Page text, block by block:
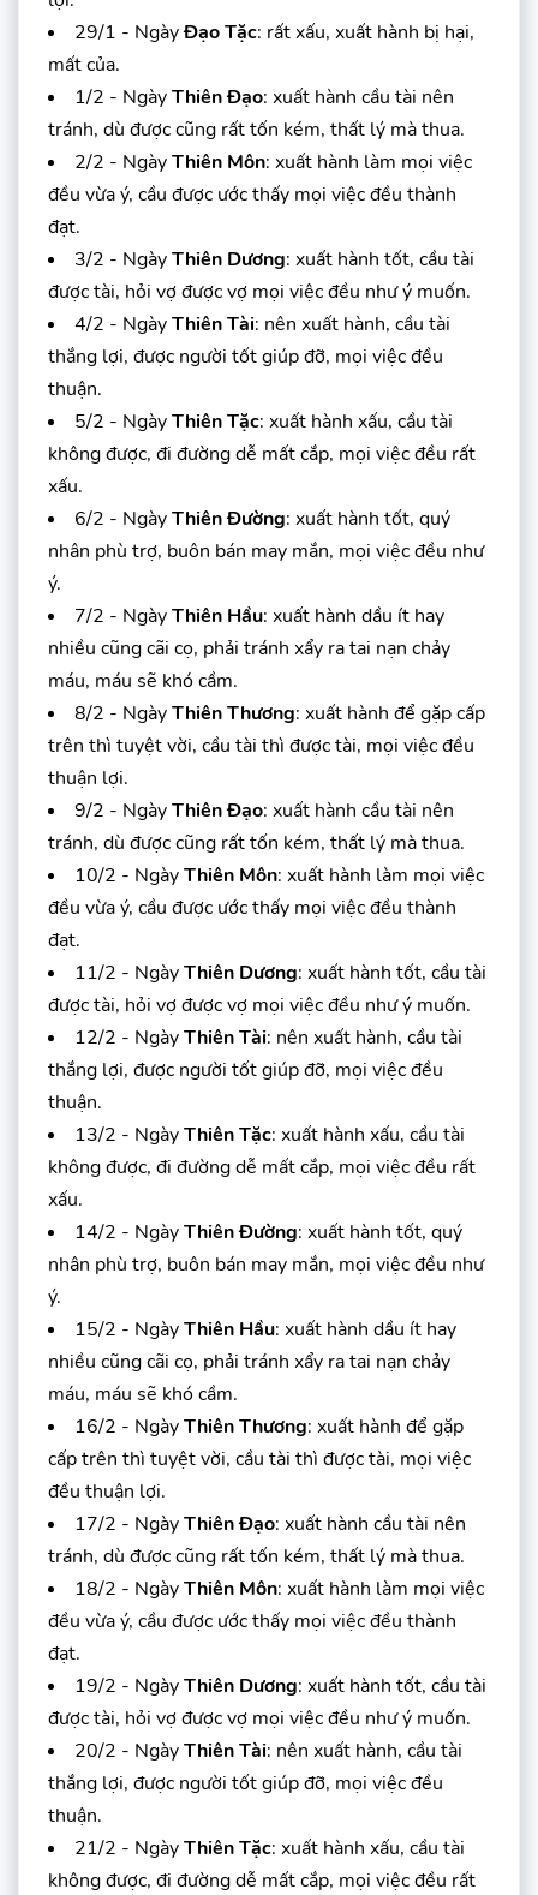
29/1 - NgàyĐạo Tặc: rất xấu, xuất hành bị hại,
mất của.
1/2 - NgàyThiên Đạo: xuất hành cầu tài nên
tránh, dù được cũng rất tốn kém, thất lý mà thua.
2/2 - NgàyThiên Môn: xuất hành làm mọi việc
đều vừa ý, cầu được ước thấy mọi việc đều thành
đạt.
3/2 - NgàyThiên Dương: xuất hành tốt, cầu tài
được tài, hỏi vợ được vợ mọi việc đều như ý muốn.
4/2 - NgàyThiên Tài: nên xuất hành, cầu tài
thắng lợi, được người tốt giúp đỡ, mọi việc đều
thuận.
5/2 - NgàyThiên Tặc: xuất hành xấu, cầu tài
không được, đi đường dễ mất cắp, mọi việc đều rất
xấu.
6/2 - NgàyThiên Đường: xuất hành tốt, quý
nhân phù trợ, buôn bán may mắn, mọi việc đều như
ý.
7/2 - NgàyThiên Hầu: xuất hành dầu ít hay
nhiều cũng cãi cọ, phải tránh xẩy ra tai nạn chảy
máu, máu sẽ khó cầm.
8/2 - NgàyThiên Thương: xuất hành để gặp cấp
trên thì tuyệt vời, cầu tài thì được tài, mọi việc đều
thuận lợi.
9/2 - NgàyThiên Đạo: xuất hành cầu tài nên
tránh, dù được cũng rất tốn kém, thất lý mà thua.
10/2 - NgàyThiên Môn: xuất hành làm mọi việc
đều vừa ý, cầu được ước thấy mọi việc đều thành
đạt.
11/2 - NgàyThiên Dương: xuất hành tốt, cầu tài
được tài, hỏi vợ được vợ mọi việc đều như ý muốn.
12/2 - NgàyThiên Tài: nên xuất hành, cầu tài
thắng lợi, được người tốt giúp đỡ, mọi việc đều
thuận.
13/2 - NgàyThiên Tặc: xuất hành xấu, cầu tài
không được, đi đường dễ mất cắp, mọi việc đều rất
xấu.
14/2 - NgàyThiên Đường: xuất hành tốt, quý
nhân phù trợ, buôn bán may mắn, mọi việc đều như
ý.
15/2 - NgàyThiên Hầu: xuất hành dầu ít hay
nhiều cũng cãi cọ, phải tránh xẩy ra tai nạn chảy
máu, máu sẽ khó cầm.
16/2 - NgàyThiên Thương: xuất hành để gặp
cấp trên thì tuyệt vời, cầu tài thì được tài, mọi việc
đều thuận lợi.
17/2 - NgàyThiên Đạo: xuất hành cầu tài nên
tránh, dù được cũng rất tốn kém, thất lý mà thua.
18/2 - NgàyThiên Môn: xuất hành làm mọi việc
đều vừa ý, cầu được ước thấy mọi việc đều thành
đạt.
19/2 - NgàyThiên Dương: xuất hành tốt, cầu tài
được tài, hỏi vợ được vợ mọi việc đều như ý muốn.
20/2 - NgàyThiên Tài: nên xuất hành, cầu tài
thắng lợi, được người tốt giúp đỡ, mọi việc đều
thuận.
21/2 - NgàyThiên Tặc: xuất hành xấu, cầu tài
không được, đi đường dễ mất cắp, mọi việc đều rất